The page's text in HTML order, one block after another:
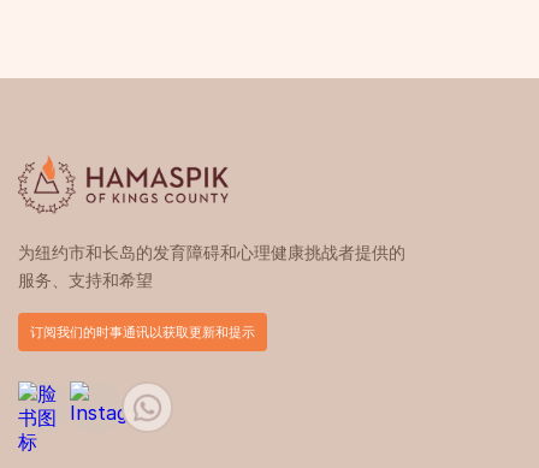
为纽约市和长岛的发育障碍和心理健康挑战者提供的
服务、支持和希望
订阅我们的时事通讯以获取更新和提示